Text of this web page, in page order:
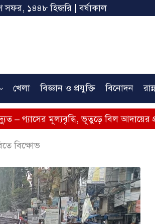
সফর, ১৪৪৮ হিজরি | বর্ষাকাল
খেলা বিজ্ঞান ও প্রযুক্তি বিনোদন
ভূতুড়ে বিল আদায়ের প্রতিবাদে
বিক্ষোভ